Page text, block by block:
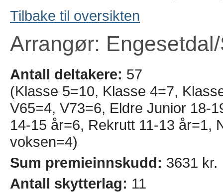
Tilbake til oversikten
Arrangør:
Antall deltakere: 57
(Klasse 5=10, Klasse 4=7,
V65=4, V73=6, Eldre Junior 18-
14-15 år=6, Rekrutt 11-13 år=1,
voksen=4)
Sum premieinnskudd: 3631 kr.
Antall skytterlag: 11